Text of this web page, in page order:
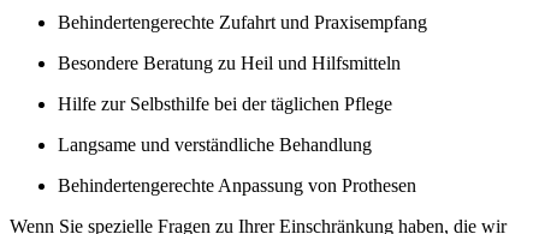
Behindertengerechte Zufahrt und Praxisempfang
Besondere Beratung zu Heil und Hilfsmitteln
Hilfe zur Selbsthilfe bei der täglichen Pflege
Langsame und verständliche Behandlung
Behindertengerechte Anpassung von Prothesen
Wenn Sie spezielle Fragen zu Ihrer Einschränkung haben, die wir